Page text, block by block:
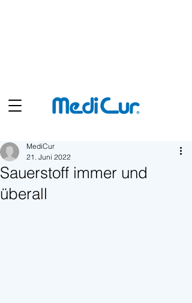
Sauerstoff immer und
überall
MediCur
21. Juni 2022